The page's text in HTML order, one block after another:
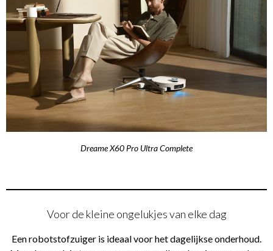
Dreame X60 Pro Ultra Complete
Voor de kleine ongelukjes van elke dag
Een robotstofzuiger is ideaal voor het dagelijkse onderhoud.